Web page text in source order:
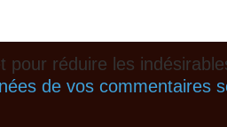
pour réduire les
de vos commentaires